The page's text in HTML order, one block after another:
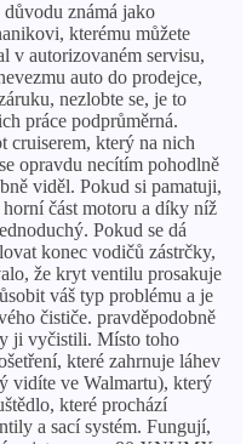
známá jako
kterému můžete
v autorizovaném servisu,
auto do prodejce,
nezlobte se, je to
práce podprůměrná.
cruiserem, který na nich
opravdu necítím pohodlně
viděl. Pokud si pamatuji,
část motoru a díky níž
Pokud se dá
konec vodičů zástrčky,
že kryt ventilu prosakuje
váš typ problému a je
čističe. pravděpodobně
ji vyčistili. Místo toho
které zahrnuje láhev
vidíte ve Walmartu), který
které prochází
a sací systém. Fungují,